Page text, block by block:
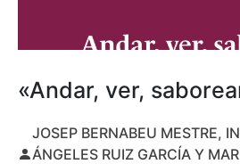
«Andar, ver,
JOSEP BERNABEU MESTRE,
ÁNGELES RUIZ GARCÍA Y